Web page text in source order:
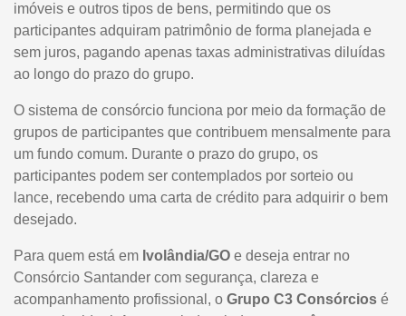
imóveis e outros tipos de bens, permitindo que os
participantes adquiram patrimônio de forma planejada e
sem juros, pagando apenas taxas administrativas diluídas
ao longo do prazo do grupo.
O sistema de consórcio funciona por meio da formação de
grupos de participantes que contribuem mensalmente para
um fundo comum. Durante o prazo do grupo, os
participantes podem ser contemplados por sorteio ou
lance, recebendo uma carta de crédito para adquirir o bem
desejado.
Para quem está em Ivolândia/GO e deseja entrar no
Consórcio Santander com segurança, clareza e
acompanhamento profissional, o Grupo C3 Consórcios é